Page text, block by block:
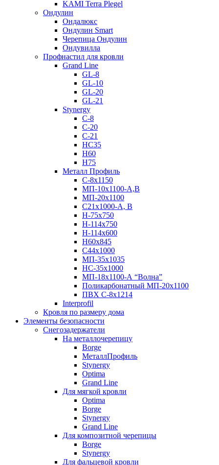
KAMI Terra Plegel
Ондулин
Ондалюкс
Ондулин Smart
Черепица Ондулин
Ондувилла
Профнастил для кровли
Grand Line
GL-8
GL-10
GL-20
GL-21
Stynergy
C-8
C-20
C-21
НС35
Н60
H75
Металл Профиль
С-8х1150
МП-10x1100-А,В
МП-20х1100
С21х1000-А, В
H-75х750
Н-114х750
Н-114х600
Н60х845
С44х1000
МП-35х1035
НС-35х1000
МП-18х1100-А “Волна”
Поликарбонатный МП-20х1100
ПВХ С-8х1214
Interprofil
Кровля по размеру дома
Элементы безопасности
Снегозадержатели
На металлочерепицу
Borge
МеталлПрофиль
Stynergy
Optima
Grand Line
Для мягкой кровли
Optima
Borge
Stynergy
Grand Line
Для композитной черепицы
Borge
Stynergy
Для фальцевой кровли